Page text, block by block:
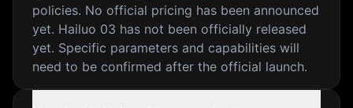
policies. No official pricing has been announced
yet. Hailuo 03 has not been officially released
yet. Specific parameters and capabilities will
need to be confirmed after the official launch.